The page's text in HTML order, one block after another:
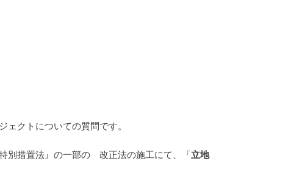
クトについての質問です。
別措置法』の一部の 改正法の施工にて、「立地